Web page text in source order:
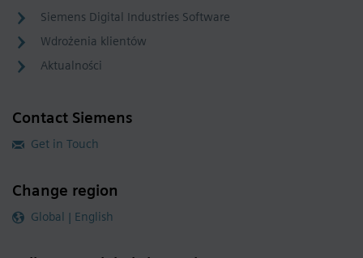
Siemens Digital Industries Software
Wdrożenia klientów
Aktualności
Contact Siemens
Get in Touch
Change region
Global | English